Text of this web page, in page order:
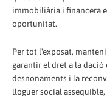
immobiliària i financera
oportunitat.
Per tot l'exposat,
garantir el dret a la
desnonaments i la
lloguer social